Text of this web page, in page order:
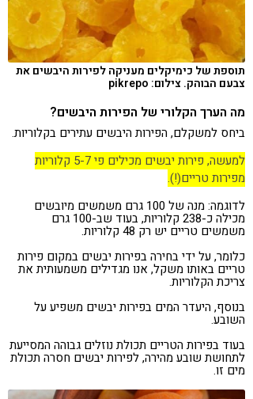
תוספת של כימיקלים מעניקה לפירות היבשים את
צבעם הבוהק. צילום: pikrepo
מה הערך הקלורי של הפירות היבשים?
ביחס למשקלם, הפירות היבשים עתירים בקלוריות.
למעשה, פירות יבשים מכילים פי 5-7 קלוריות
מפירות טריים(!).
לדוגמה: מנה של 100 גרם משמשים מיובשים
מכילה כ-238 קלוריות, בעוד שב-100 גרם
משמשים טריים יש רק 48 קלוריות.
כלומר, על ידי בחירה בפירות יבשים במקום פירות
טריים באותו משקל, אנו מגדילים משמעותית את
צריכת הקלוריות.
בנוסף, היעדר המים בפירות יבשים משפיע על
השובע.
בעוד בפירות הטריים תכולת נוזלים גבוהה המסייעת
לתחושת שובע מהירה, לפירות יבשים חסרה תכולת
מים זו.